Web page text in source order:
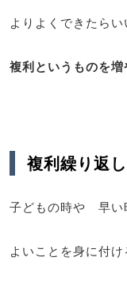
よりよくできたら
複利というものを増
複利繰り返し
子どもの時や 早い
よいことを身に付け